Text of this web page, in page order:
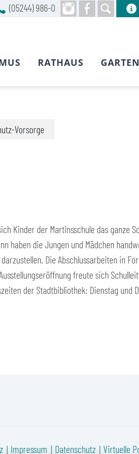
Vorsorge
Kinder der Martinsschule das ganze
haben die Jungen und Mädchen
Die Abschlussarbeiten in
freute sich
der Stadtbibliothek: Dienstag und
Impressum Datenschutz Virtuelle
(05244) 986-0
RATHAUS